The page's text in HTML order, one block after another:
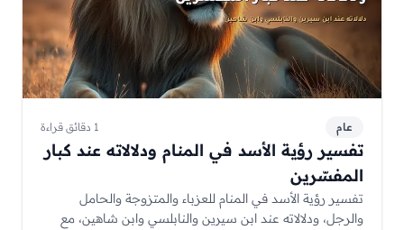
عام 1 دقائق قراءة
تفسير رؤية الأسد في المنام ودلالاته عند كبار
المفسّرين
تفسير رؤية الأسد في المنام للعزباء والمتزوجة والحامل
والرجل، ودلالاته عند ابن سيرين والنابلسي وابن شاهين، مع